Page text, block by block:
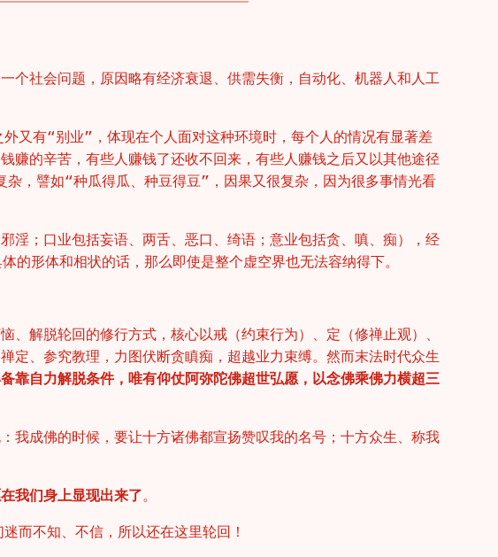
个社会问题，原因略有经济衰退、供需失衡，自动化、机器人和人工
又有“别业”，体现在个人面对这种环境时，每个人的情况有显著差
赚的辛苦，有些人赚钱了还收不回来，有些人赚钱之后又以其他途径
，譬如“种瓜得瓜、种豆得豆”，因果又很复杂，因为很多事情光看
淫；口业包括妄语、两舌、恶口、绮语；意业包括贪、嗔、痴），经
形体和相状的话，那么即使是整个虚空界也无法容纳得下。
、解脱轮回的修行方式，核心以戒（约束行为）、定（修禅止观）、
定、参究教理，力图伏断贪瞋痴，超越业力束缚。然而末法时代众生
靠自力解脱条件，唯有仰仗阿弥陀佛超世弘愿，以念佛乘佛力横超三
我成佛的时候，要让十方诸佛都宣扬赞叹我的名号；十方众生、称我
我们身上显现出来了。
迷而不知、不信，所以还在这里轮回！